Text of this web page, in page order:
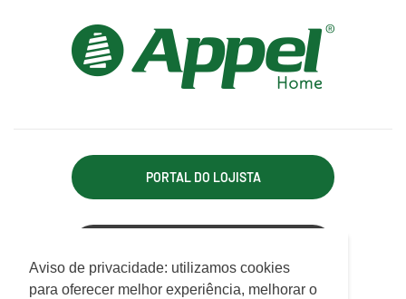
Utilizamos cookies para oferecer melhor
experiência, melhorar o desempenho, analisar
PORTAL DO LOJISTA
Aviso de privacidade: utilizamos cookies
para oferecer melhor experiência, melhorar o